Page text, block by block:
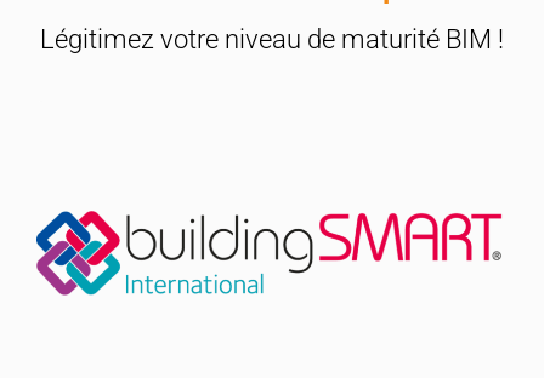
Légitimez votre niveau de maturité BIM !